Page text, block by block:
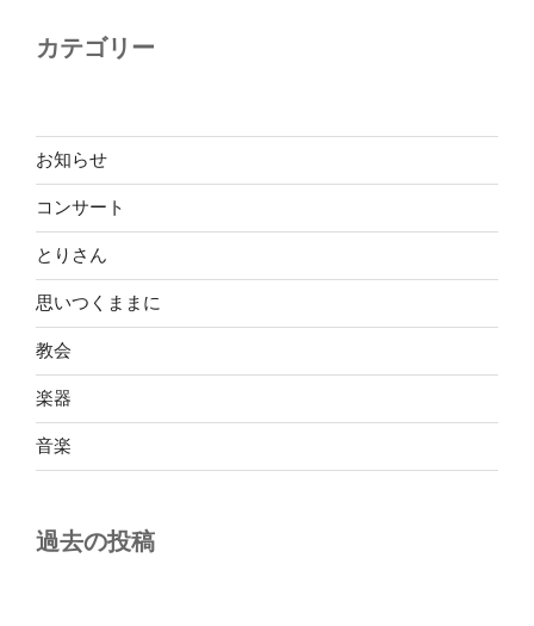
カテゴリー
お知らせ
コンサート
とりさん
思いつくままに
教会
楽器
音楽
過去の投稿